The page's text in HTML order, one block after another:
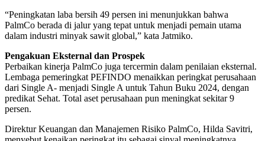
“Peningkatan laba bersih 49 persen ini menunjukkan bahwa
PalmCo berada di jalur yang tepat untuk menjadi pemain utama
dalam industri minyak sawit global,” kata Jatmiko.
Pengakuan Eksternal dan Prospek
Perbaikan kinerja PalmCo juga tercermin dalam penilaian eksternal.
Lembaga pemeringkat PEFINDO menaikkan peringkat perusahaan
dari Single A- menjadi Single A untuk Tahun Buku 2024, dengan
predikat Sehat. Total aset perusahaan pun meningkat sekitar 9
persen.
Direktur Keuangan dan Manajemen Risiko PalmCo, Hilda Savitri,